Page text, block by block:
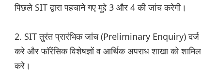
पिछले SIT द्वारा पहचाने गए मुद्दे 3 और 4 की जांच करेगी।
2. SIT तुरंत प्रारंभिक जांच (Preliminary Enquiry) दर्ज
करे और फॉरेंसिक विशेषज्ञों व आर्थिक अपराध शाखा को शामिल
करे।